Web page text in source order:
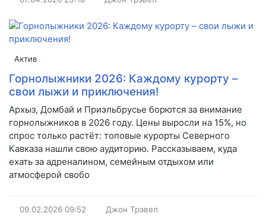
Актив
Горнолыжники 2026: Каждому курорту –
свои лыжи и приключения!
Архыз, Домбай и Приэльбрусье борются за внимание
горнолыжников в 2026 году. Цены выросли на 15%, но
спрос только растёт: топовые курорты Северного
Кавказа нашли свою аудиторию. Рассказываем, куда
ехать за адреналином, семейным отдыхом или
атмосферой свобо
09.02.2026 09:52 Джон Трэвел